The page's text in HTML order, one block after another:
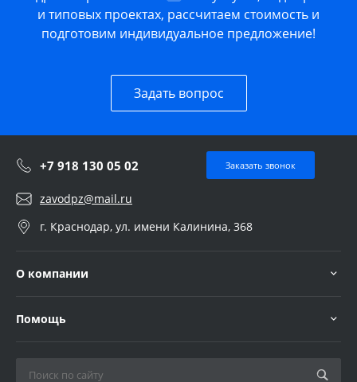
и типовых проектах, рассчитаем стоимость и
подготовим индивидуальное предложение!
Задать вопрос
+7 918 130 05 02 Заказать звонок
zavodpz@mail.ru
г. Краснодар, ул. имени Калинина, 368
О компании
Помощь